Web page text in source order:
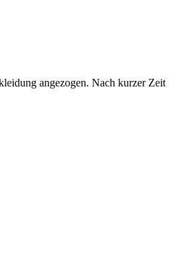
angezogen. Nach kurzer Zeit